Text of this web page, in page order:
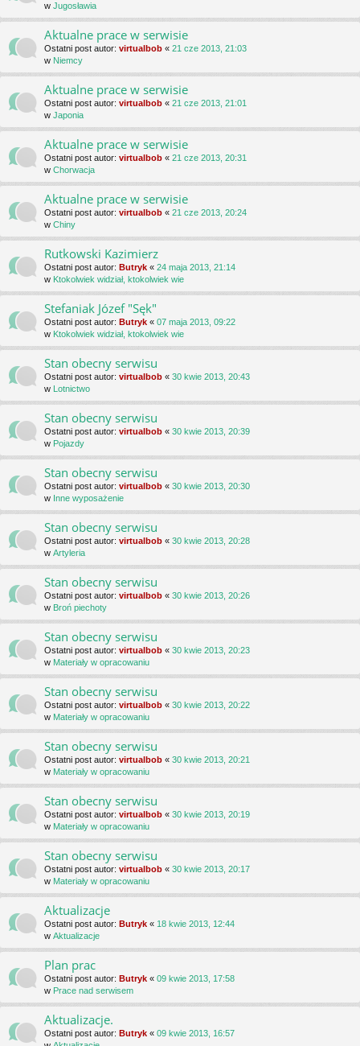
w Jugosławia
Aktualne prace w serwisie
Ostatni post autor: virtualbob « 21 cze 2013, 21:03
w Niemcy
Aktualne prace w serwisie
Ostatni post autor: virtualbob « 21 cze 2013, 21:01
w Japonia
Aktualne prace w serwisie
Ostatni post autor: virtualbob « 21 cze 2013, 20:31
w Chorwacja
Aktualne prace w serwisie
Ostatni post autor: virtualbob « 21 cze 2013, 20:24
w Chiny
Rutkowski Kazimierz
Ostatni post autor: Butryk « 24 maja 2013, 21:14
w Ktokolwiek widział, ktokolwiek wie
Stefaniak Józef "Sęk"
Ostatni post autor: Butryk « 07 maja 2013, 09:22
w Ktokolwiek widział, ktokolwiek wie
Stan obecny serwisu
Ostatni post autor: virtualbob « 30 kwie 2013, 20:43
w
Lotnictwo
Stan obecny serwisu
Ostatni post autor: virtualbob « 30 kwie 2013, 20:39
w Pojazdy
Stan obecny serwisu
Ostatni post autor: virtualbob « 30 kwie 2013, 20:30
w Inne wyposażenie
Stan obecny serwisu
Ostatni post autor: virtualbob « 30 kwie 2013, 20:28
w Artyleria
Stan obecny serwisu
Ostatni post autor: virtualbob « 30 kwie 2013, 20:26
w Broń piechoty
Stan obecny serwisu
Ostatni post autor: virtualbob « 30 kwie 2013, 20:23
w Materiały w opracowaniu
Stan obecny serwisu
Ostatni post autor: virtualbob « 30 kwie 2013, 20:22
w Materiały w opracowaniu
Stan obecny serwisu
Ostatni post autor: virtualbob « 30 kwie 2013, 20:21
w Materiały w opracowaniu
Stan obecny serwisu
Ostatni post autor: virtualbob « 30 kwie 2013, 20:19
w Materiały w opracowaniu
Stan obecny serwisu
Ostatni post autor: virtualbob « 30 kwie 2013, 20:17
w Materiały w opracowaniu
Aktualizacje
Ostatni post autor: Butryk « 18 kwie 2013, 12:44
w Aktualizacje
Plan prac
Ostatni post autor: Butryk « 09 kwie 2013, 17:58
w Prace nad serwisem
Aktualizacje.
Ostatni post autor: Butryk « 09 kwie 2013, 16:57